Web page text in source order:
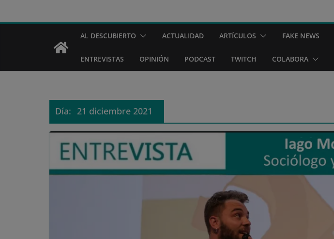
AL DESCUBIERTO ACTUALIDAD ARTÍCULOS FAKE NEWS
ENTREVISTAS OPINIÓN PODCAST TWITCH COLABORA
Día: 21 diciembre 2021